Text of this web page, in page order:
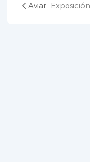
Aviar